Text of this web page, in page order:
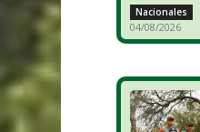
Nacionales
04/08/2026